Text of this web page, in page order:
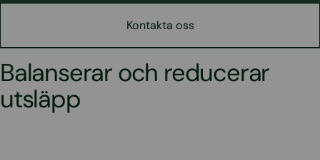
Kontakta oss
Balanserar och reducerar
utsläpp